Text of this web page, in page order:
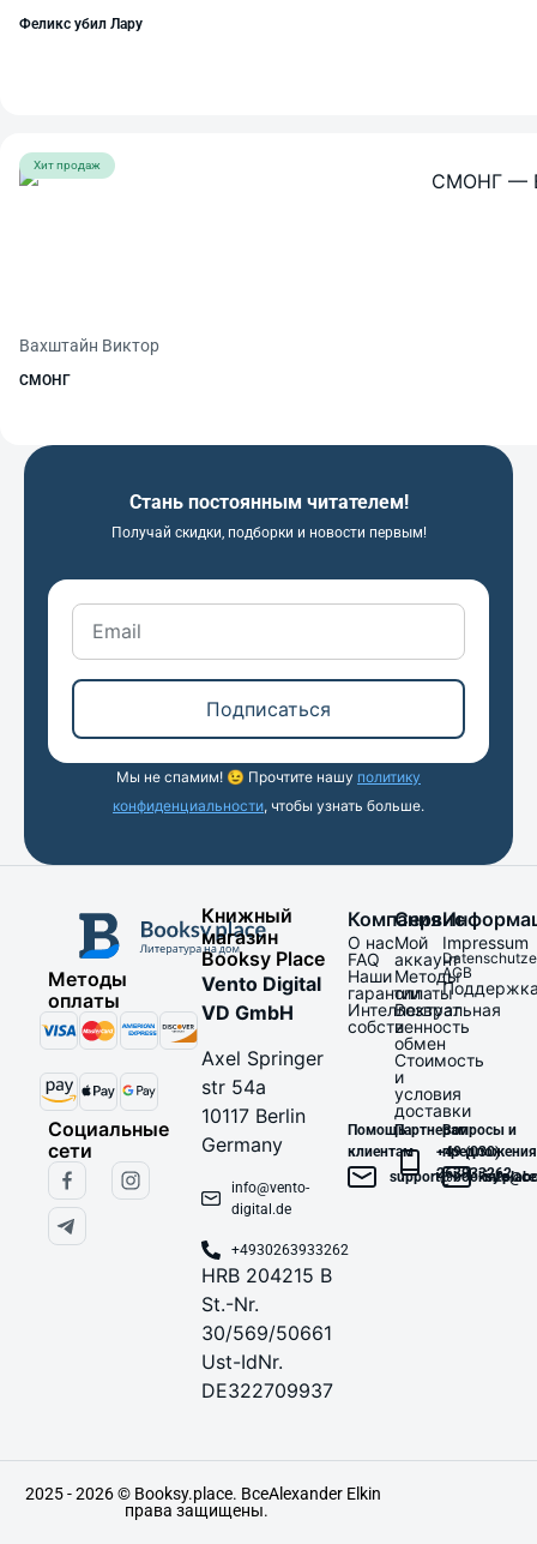
Феликс убил Лару
Хит продаж
Вахштайн Виктор
СМОНГ
Стань постоянным читателем!
Получай скидки, подборки и новости первым!
Подписаться
Мы не спамим! 😉 Прочтите нашу политику
конфиденциальности, чтобы узнать больше.
Методы
оплаты
Социальные
сети
Книжный
магазин
Booksy Place
Vento Digital
VD GmbH
Axel Springer
str 54a
10117 Berlin
Germany
info@vento-
digital.de
+4930263933262
HRB 204215 B
St.-Nr.
30/569/50661
Ust-IdNr.
DE322709937
Компания
О нас
FAQ
Наши
гарантии
Интеллектуальная
собственность
Сервис
Мой
аккаунт
Методы
оплаты
Возврат
и
обмен
Стоимость
и
условия
доставки
Impressum
AGB
Помощь
клиентам
support@booksy.place
Партнерам
+49 (030)
263933262
Вопросы и
предложения
Alexander Elkin
2025 - 2026 © Booksy.place. Все
права защищены.